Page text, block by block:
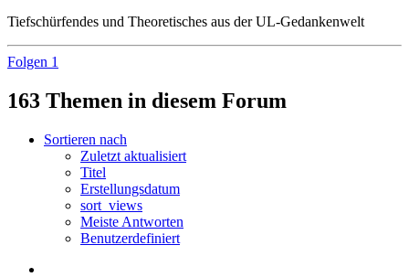
Tiefschürfendes und Theoretisches aus der UL-Gedankenwelt
Folgen 1
163 Themen in diesem Forum
Sortieren nach
Zuletzt aktualisiert
Titel
Erstellungsdatum
sort_views
Meiste Antworten
Benutzerdefiniert